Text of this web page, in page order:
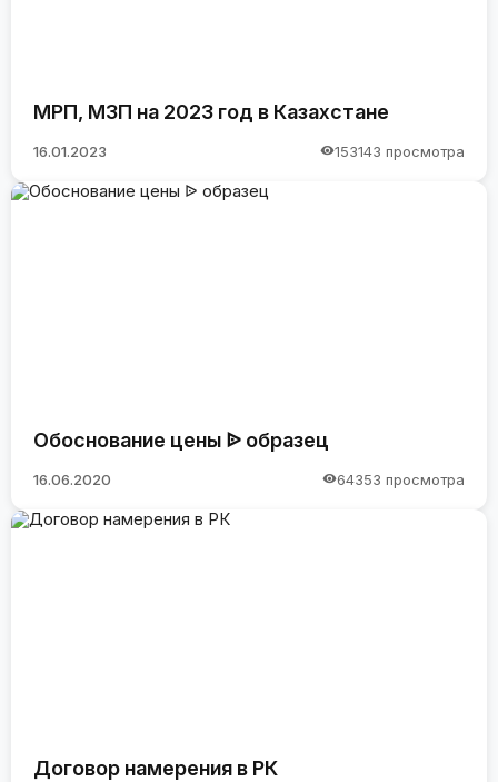
МРП, МЗП на 2023 год в Казахстане
16.01.2023 153143 просмотра
Обоснование цены ᐉ образец
16.06.2020 64353 просмотра
Договор намерения в РК